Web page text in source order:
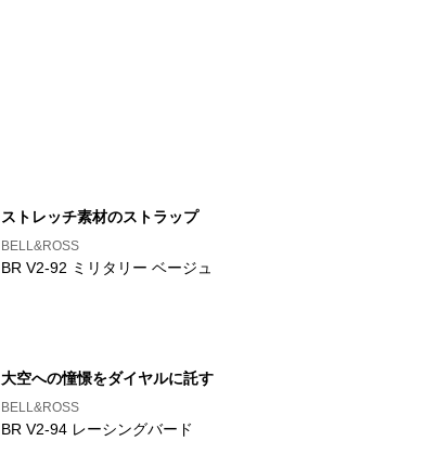
ストレッチ素材のストラップ
BELL&ROSS
BR V2-92 ミリタリー ベージュ
大空への憧憬をダイヤルに託す
BELL&ROSS
BR V2-94 レーシングバード